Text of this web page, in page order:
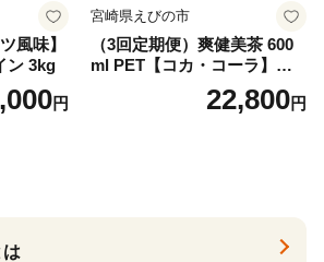
風味】
ン 3kg
円
宮崎県えびの市
（3回定期便）爽健美茶 600
ml PET【コカ・コーラ】ペ
ットボトル 1ケース(24本) 定
期便 3回(72本) セット お茶
22,800円